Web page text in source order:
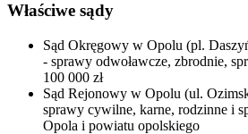
Właściwe sądy
Sąd Okręgowy w Opolu (pl.
- sprawy odwoławcze, zbrodnie,
100 000 zł
Sąd Rejonowy w Opolu (ul.
sprawy cywilne, karne, rodzinne i
Opola i powiatu opolskiego